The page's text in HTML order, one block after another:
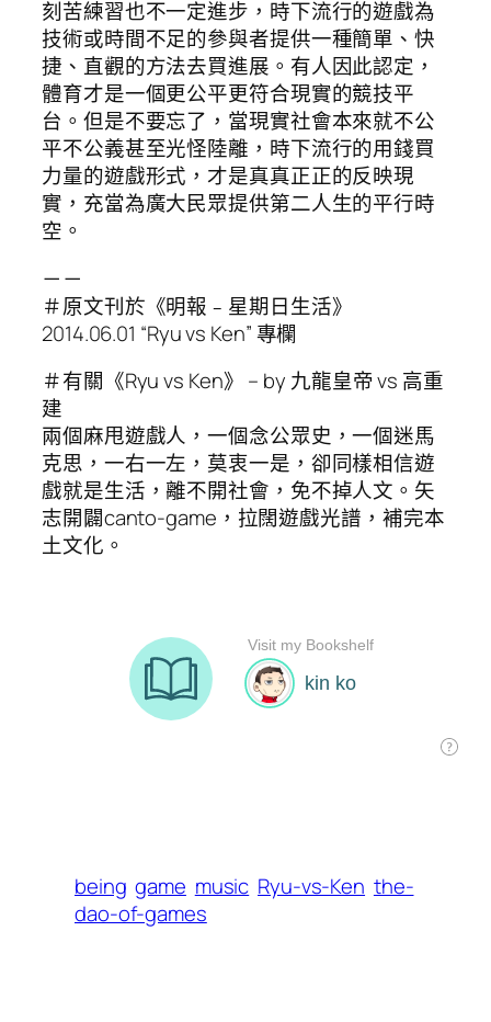
刻苦練習也不一定進步，時下流行的遊戲為
技術或時間不足的參與者提供一種簡單、快
捷、直觀的方法去買進展。有人因此認定，
體育才是一個更公平更符合現實的競技平
台。但是不要忘了，當現實社會本來就不公
平不公義甚至光怪陸離，時下流行的用錢買
力量的遊戲形式，才是真真正正的反映現
實，充當為廣大民眾提供第二人生的平行時
空。
－－
＃原文刊於《明報﹣星期日生活》
2014.06.01 “Ryu vs Ken” 專欄
＃有關《Ryu vs Ken》 – by 九龍皇帝 vs 高重
建
兩個麻甩遊戲人，一個念公眾史，一個迷馬
克思，一右一左，莫衷一是，卻同樣相信遊
戲就是生活，離不開社會，免不掉人文。矢
志開闢canto-game，拉闊遊戲光譜，補完本
土文化。
being game music Ryu-vs-Ken the-
dao-of-games